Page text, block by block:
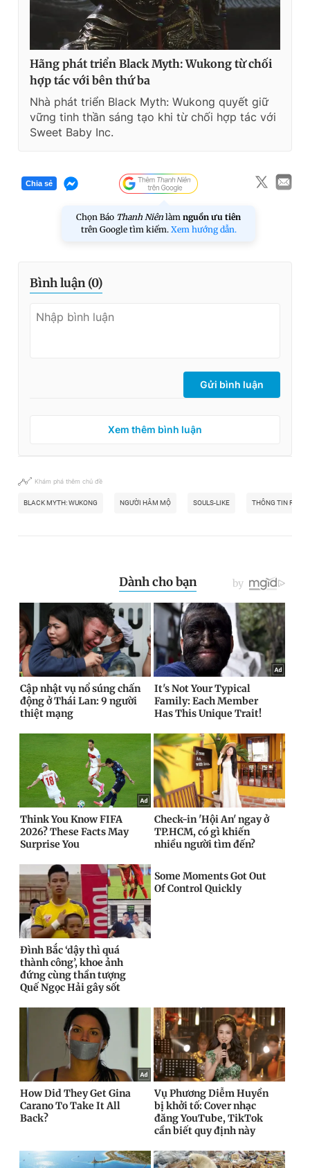
Hãng phát triển Black Myth: Wukong từ chối
hợp tác với bên thứ ba
Nhà phát triển Black Myth: Wukong quyết giữ
vững tinh thần sáng tạo khi từ chối hợp tác với
Sweet Baby Inc.
Chia sẻ
Chọn Báo Thanh Niên làm nguồn ưu tiên
trên Google tìm kiếm. Xem hướng dẫn.
Bình luận (0)
Gửi bình luận
Xem thêm bình luận
Khám phá thêm chủ đề
BLACK MYTH: WUKONG NGƯỜI HÂM MỘ SOULS-LIKE THÔNG TIN RÒ RỈ